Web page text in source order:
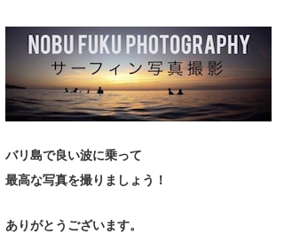
バリ島で良い波に乗って
最高な写真を撮りましょう！
ありがとうございます。